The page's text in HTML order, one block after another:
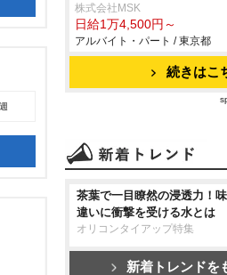
週
株式会社MSK
日給1万4,500円～
アルバイト・パート / 東京都
続きはこ
茶葉で一目瞭然の浸透力！
違いに衝撃を受ける水とは
オリコンタイアップ特集
新着トレンドを